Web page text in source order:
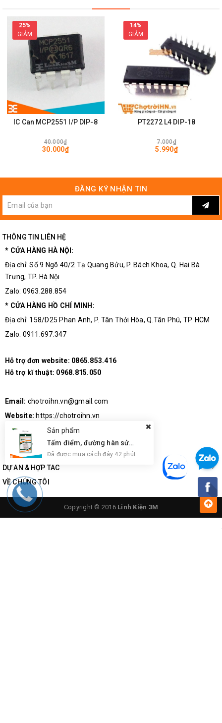
25%
GIẢM
IC Can MCP2551 I/P DIP-8
40.000₫
30.000₫
14%
GIẢM
PT2272 L4 DIP-18
7.000₫
5.990₫
ĐĂNG KÝ NHẬN TIN
THÔNG TIN LIÊN HỆ
* CỬA HÀNG HÀ NỘI:
Địa chỉ: Số 9 Ngõ 40/2 Tạ Quang Bửu, P. Bách Khoa, Q. Hai Bà
Trưng, TP. Hà Nội
Zalo: 0963.288.854
* CỬA HÀNG HỒ CHÍ MINH:
Địa chỉ: 158/D25 Phan Anh, P. Tân Thới Hòa, Q.Tân Phú, TP. HCM
Zalo: 0911.697.347
Hỗ trợ đơn website: 0865.853.416
Hỗ trợ kĩ thuật: 0968.815.050
Email: chotroihn.vn@gmail.com
Website: https://chotroihn.vn
DỰ ÁN & HỢP TÁC
VỀ CHÚNG TÔI
Copyright © 2016 Linh Kiện 3M
Sản phẩm
Tấm điểm, đường hàn sửa chữa IC, PCB, Cảm Ứng BGA, Vân Tay Điện Thoại, Pad - Best 28 x 28mm
Đã được mua cách đây 42 phút